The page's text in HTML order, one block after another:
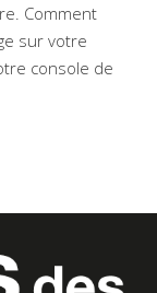
Comment
sur votre
console de